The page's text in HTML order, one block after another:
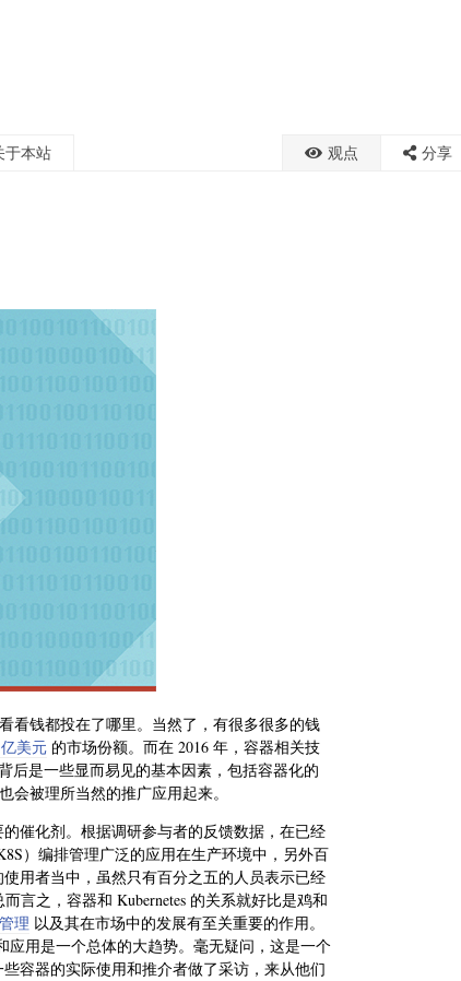
于本站 观点 分享
看钱都投在了哪里。当然了，有很多很多的钱
美元 的市场份额。而在 2016 年，容器相关技
后是一些显而易见的基本因素，包括容器化的
被理所当然的推广应用起来。
催化剂。根据调研参与者的反馈数据，在已经
）编排管理广泛的应用在生产环境中，另外百
用者当中，虽然只有百分之五的人员表示已经
言之，容器和 Kubernetes 的关系就好比是鸡和
理 以及其在市场中的发展有至关重要的作用。
应用是一个总体的大趋势。毫无疑问，这是一个
容器的实际使用和推介者做了采访，来从他们